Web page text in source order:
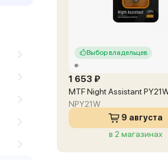
Выбор владельцев
1 653 ₽
MTF Night Assistant
NPY21W
9 августа
в 2 магазинах